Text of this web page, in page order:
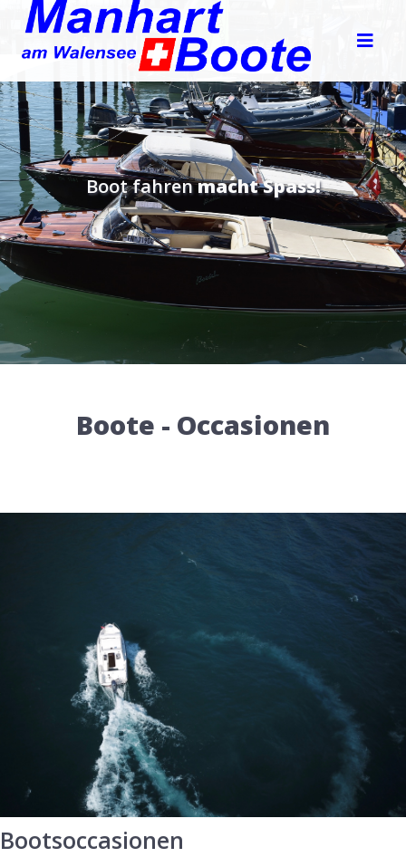
Boot fahrenmacht Spass!
Boote - Occasionen
Bootsoccasionen